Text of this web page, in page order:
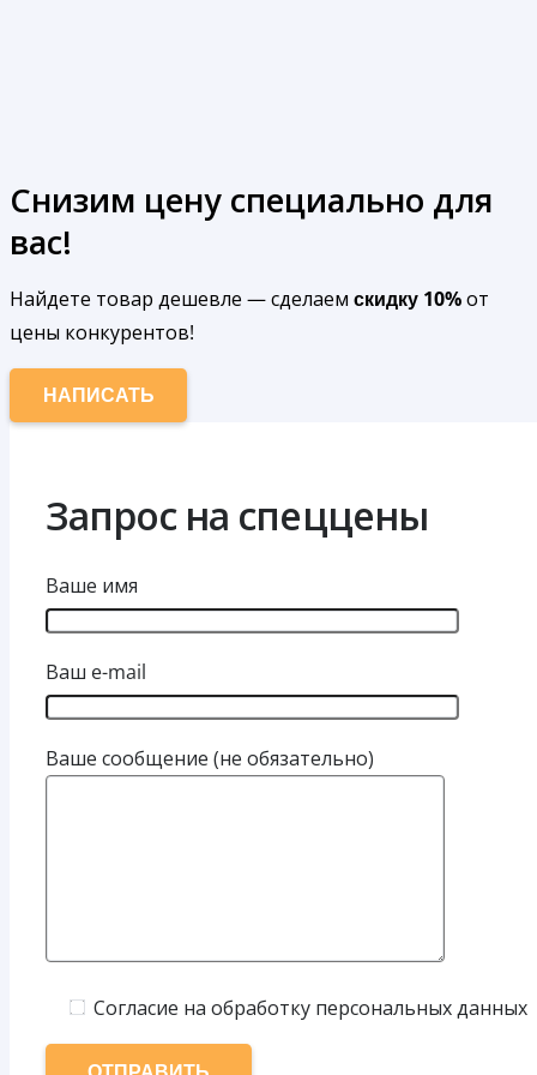
Снизим цену специально для
вас!
Найдете товар дешевле — сделаем скидку 10%от
цены конкурентов!
НАПИСАТЬ
Запрос на спеццены
Ваше имя
Ваш e-mail
Ваше сообщение (не обязательно)
Согласие на обработку персональных данных